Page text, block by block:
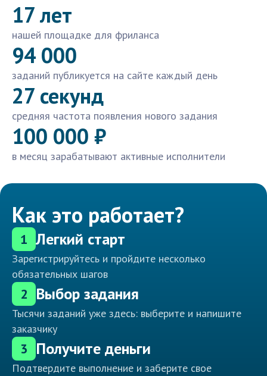
17 лет
нашей площадке для фриланса
94 000
заданий публикуется на сайте каждый день
27 секунд
средняя частота появления нового задания
100 000 ₽
в месяц зарабатывают активные исполнители
Как это работает?
1 Легкий старт
Зарегистрируйтесь и пройдите несколько
обязательных шагов
2 Выбор задания
Тысячи заданий уже здесь: выберите и напишите
заказчику
3 Получите деньги
Подтвердите выполнение и заберите свое